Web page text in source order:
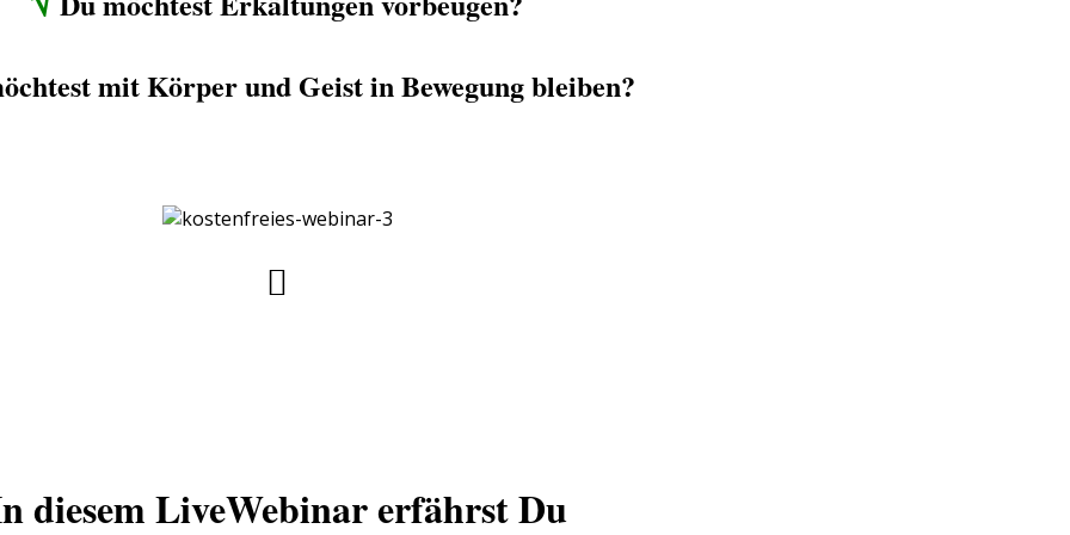
mit Körper und Geist in Bewegung bleiben?
diesem LiveWebinar erfährst Du